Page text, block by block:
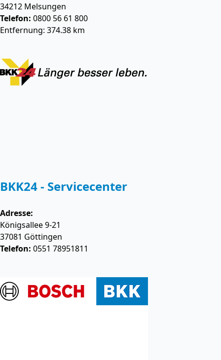
34212 Melsungen
Telefon: 0800 56 61 800
Entfernung: 374.38 km
BKK24 - Servicecenter
Adresse:
Königsallee 9-21
37081 Göttingen
Telefon: 0551 78951811